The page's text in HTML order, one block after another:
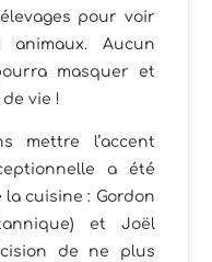
pour voir
Aucun
masquer et
vie !
mettre l’accent
a été
cuisine : Gordon
et Joël
de ne plus